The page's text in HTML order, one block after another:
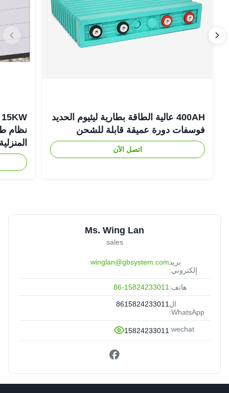
400AH عالية الطاقة بطارية ليثيوم الحديد
فوسفات دورة عميقة قابلة للشحن
اتصل الآن
نظام
Ms. Wing Lan
sales
بريد
إلكتروني:
winglan@gbsystem.com
هاتف: 86-15824233011
ال
WhatsApp:
8615824233011
wechat:
15824233011